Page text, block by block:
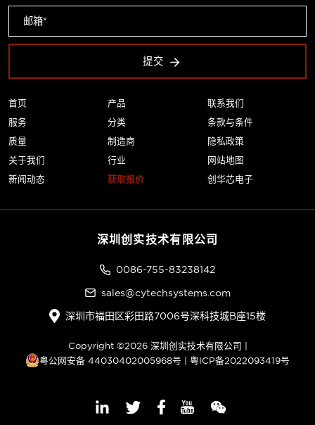
首页
服务
质量
关于我们
新闻动态
产品
分类
制造商
行业
获取报价
联系我们
条款与条件
隐私政策
网站地图
创华芯电子
提交
深圳创实技术有限公司
0086-755-83238142
sales@cytechsystems.com
深圳市福田区彩田路7006号深科技城B座15楼
Copyright ©2026 深圳创实技术有限公司 |
粤公网安备 44030402005968号 | 粤ICP备2022093419号